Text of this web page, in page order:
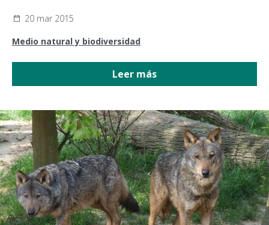
20 mar 2015
Medio natural y biodiversidad
Leer más